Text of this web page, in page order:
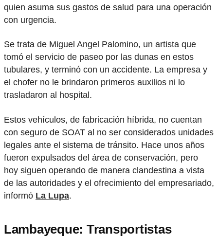
quien asuma sus gastos de salud para una operación
con urgencia.
Se trata de Miguel Angel Palomino, un artista que
tomó el servicio de paseo por las dunas en estos
tubulares, y terminó con un accidente. La empresa y
el chofer no le brindaron primeros auxilios ni lo
trasladaron al hospital.
Estos vehículos, de fabricación híbrida, no cuentan
con seguro de SOAT al no ser considerados unidades
legales ante el sistema de tránsito. Hace unos años
fueron expulsados del área de conservación, pero
hoy siguen operando de manera clandestina a vista
de las autoridades y el ofrecimiento del empresariado,
informó La Lupa.
Lambayeque: Transportistas